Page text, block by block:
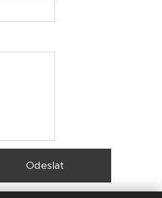
Odeslat